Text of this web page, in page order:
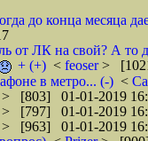
до конца месяца
от ЛК на свой? А то
+ (+) < feoser>
в метро... (-) <
> [803] 01-01-2019
> [797] 01-01-2019
> [963] 01-01-2019